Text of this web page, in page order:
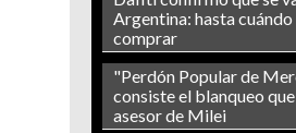
Argentina: hasta cuándo
comprar
"Perdón Popular de
consiste el blanqueo
asesor de Milei